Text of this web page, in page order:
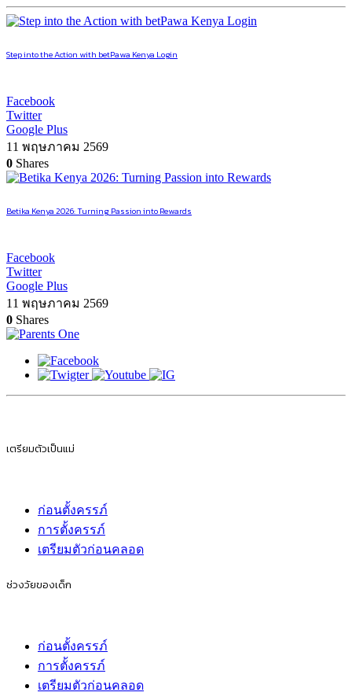
Step into the Action with betPawa Kenya Login
Facebook
Twitter
Google Plus
11 พฤษภาคม 2569
0 Shares
Betika Kenya 2026: Turning Passion into Rewards
Facebook
Twitter
Google Plus
11 พฤษภาคม 2569
0 Shares
เตรียมตัวเป็นแม่
ก่อนตั้งครรภ์
การตั้งครรภ์
เตรียมตัวก่อนคลอด
ช่วงวัยของเด็ก
ก่อนตั้งครรภ์
การตั้งครรภ์
เตรียมตัวก่อนคลอด